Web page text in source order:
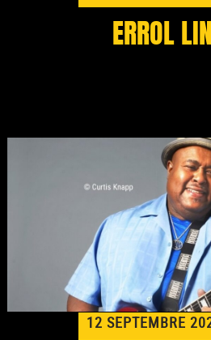
ERROL
12 SEPTEMBRE